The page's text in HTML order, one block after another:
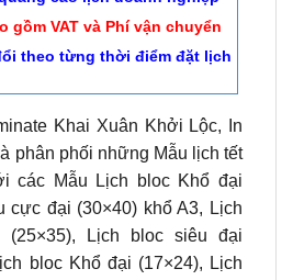
gồm VAT và Phí vận chuyển
theo từng thời điểm đặt lịch
Khai Xuân Khởi Lộc, In
phân phối những Mẫu lịch tết
các Mẫu Lịch bloc Khổ đại
cực đại (30×40) khổ A3, Lịch
Lịch bloc siêu đại
bloc Khổ đại (17×24), Lịch